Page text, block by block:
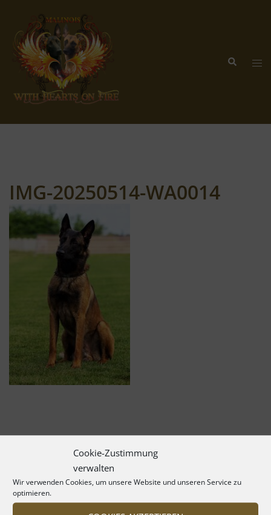
Cookie-Zustimmung
verwalten
Wir verwenden Cookies, um unsere Website und unseren Service zu
optimieren.
springen
Suche
IMG-20250514-WA0014